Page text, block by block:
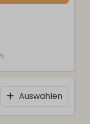
Auswählen